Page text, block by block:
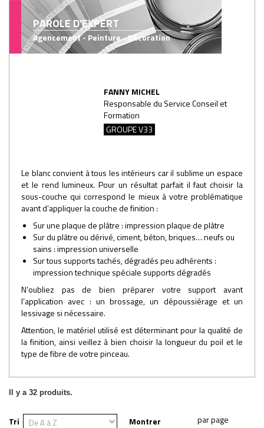
PAROLE D'EXPERT
Agencement - Peinture - Décoration
FANNY MICHEL
Responsable du Service Conseil et
Formation
GROUPE V33
Le blanc convient à tous les intérieurs car il sublime un espace
et le rend lumineux. Pour un résultat parfait il faut choisir la
sous-couche qui correspond le mieux à votre problématique
avant d’appliquer la couche de finition :
Sur une plaque de plâtre : impression plaque de plâtre
Sur du plâtre ou dérivé, ciment, béton, briques… neufs ou
sains : impression universelle
Sur tous supports tachés, dégradés peu adhérents :
impression technique spéciale supports dégradés
N’oubliez pas de bien préparer votre support avant
l’application avec : un brossage, un dépoussiérage et un
lessivage si nécessaire.
Attention, le matériel utilisé est déterminant pour la qualité de
la finition, ainsi veillez à bien choisir la longueur du poil et le
type de fibre de votre pinceau.
Il y a 32 produits.
Tri Montrer